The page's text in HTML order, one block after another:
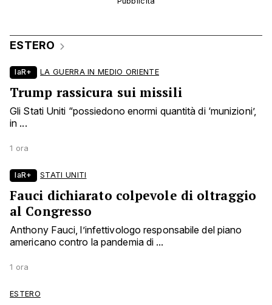
ESTERO
laR+ LA GUERRA IN MEDIO ORIENTE
Trump rassicura sui missili
Gli Stati Uniti “possiedono enormi quantità di ‘munizioni’,
in ...
1 ora
laR+ STATI UNITI
Fauci dichiarato colpevole di oltraggio
al Congresso
Anthony Fauci, l’infettivologo responsabile del piano
americano contro la pandemia di ...
1 ora
ESTERO